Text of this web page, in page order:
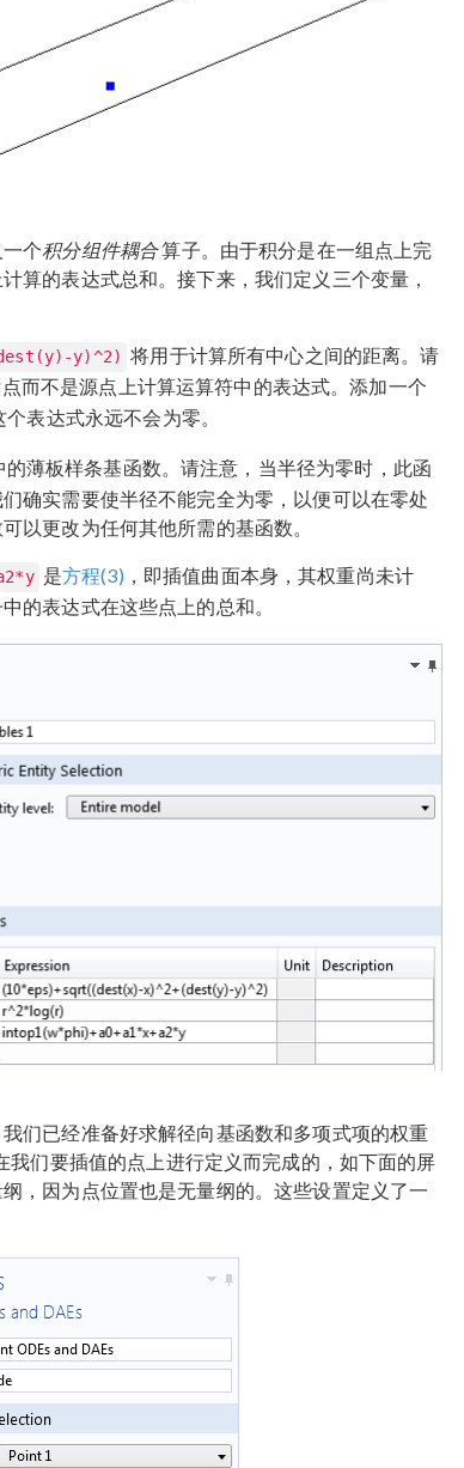
个积分组件耦合算子。由于积分是在一组点上完
算的表达式总和。接下来，我们定义三个变量，
y)^2) 将用于计算所有中心之间的距离。请
而不是源点上计算运算符中的表达式。添加一个
个表达式永远不会为零。
的薄板样条基函数。请注意，当半径为零时，此函
确实需要使半径不能完全为零，以便可以在零处
以更改为任何其他所需的基函数。
是方程(3) ，即插值曲面本身，其权重尚未计
的表达式在这些点上的总和。
们已经准备好求解径向基函数和多项式项的权重
我们要插值的点上进行定义而完成的，如下面的屏
，因为点位置也是无量纲的。这些设置定义了一